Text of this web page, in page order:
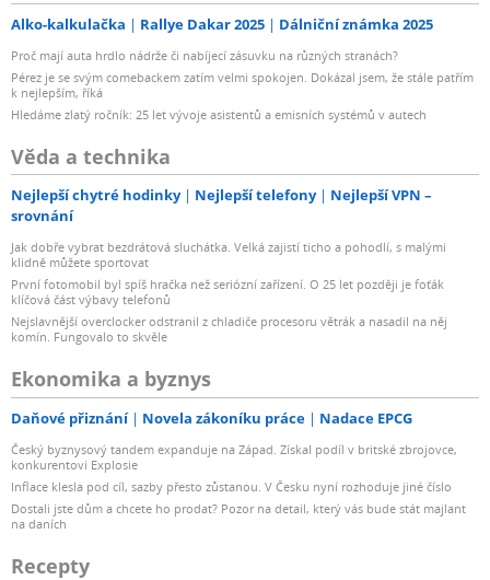
Alko-kalkulačka Rallye Dakar 2025 Dálniční známka 2025
Proč mají auta hrdlo nádrže či nabíjecí zásuvku na různých stranách?
Pérez je se svým comebackem zatím velmi spokojen. Dokázal jsem, že stále patřím
k nejlepším, říká
Hledáme zlatý ročník: 25 let vývoje asistentů a emisních systémů v autech
Věda a technika
Nejlepší chytré hodinky Nejlepší telefony
Nejlepší VPN –
srovnání
Jak dobře vybrat bezdrátová sluchátka. Velká zajistí ticho a pohodlí, s malými
klidně můžete sportovat
První fotomobil byl spíš hračka než seriózní zařízení. O 25 let později je foťák
klíčová část výbavy telefonů
Nejslavnější overclocker odstranil z chladiče procesoru větrák a nasadil na něj
komín. Fungovalo to skvěle
Ekonomika a byznys
Daňové přiznání Novela zákoníku práce Nadace EPCG
Český byznysový tandem expanduje na Západ. Získal podíl v britské zbrojovce,
konkurentovi Explosie
Inflace klesla pod cíl, sazby přesto zůstanou. V Česku nyní rozhoduje jiné číslo
Dostali jste dům a chcete ho prodat? Pozor na detail, který vás bude stát majlant
na daních
Recepty